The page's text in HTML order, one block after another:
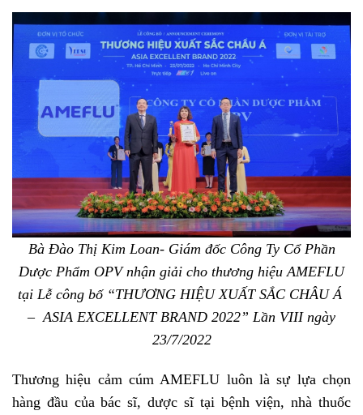
Bà Đào Thị Kim Loan- Giám đốc Công Ty Cổ Phần
Dược Phẩm OPV nhận giải cho thương hiệuAMEFLU
tại Lễ công bố “THƯƠNG HIỆU XUẤT SẮC CHÂU Á
– ASIA EXCELLENT BRAND 2022” Lần VIII ngày
23/7/2022
Thương hiệu cảm cúm AMEFLU luôn là sự lựa chọn
hàng đầu của bác sĩ, dược sĩ tại bệnh viện, nhà thuốc